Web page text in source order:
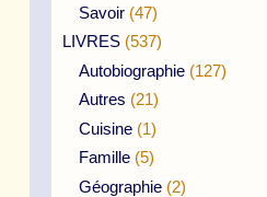
Savoir (47)
LIVRES (537)
Autobiographie (127)
Autres (21)
Cuisine (1)
Famille (5)
Géographie (2)